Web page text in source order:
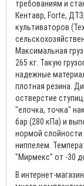
требованиям и
Кентавр, Forte,
культиваторов
Максимальная
265 кг. Такую
надежные
плотная резина.
остверстие
"елочка, точка"
бар (280 кПа) и
нормой слойности
ниппелем.
"Мирмекс" от -30
В интернет-